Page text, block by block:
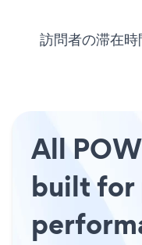
訪問者の滞在時
All
built for